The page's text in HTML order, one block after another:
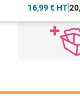
16,99 € HT